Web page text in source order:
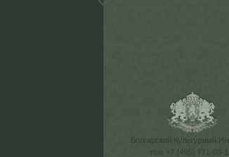
Болгарский Культурный
тел. +7 (495) 771-60-